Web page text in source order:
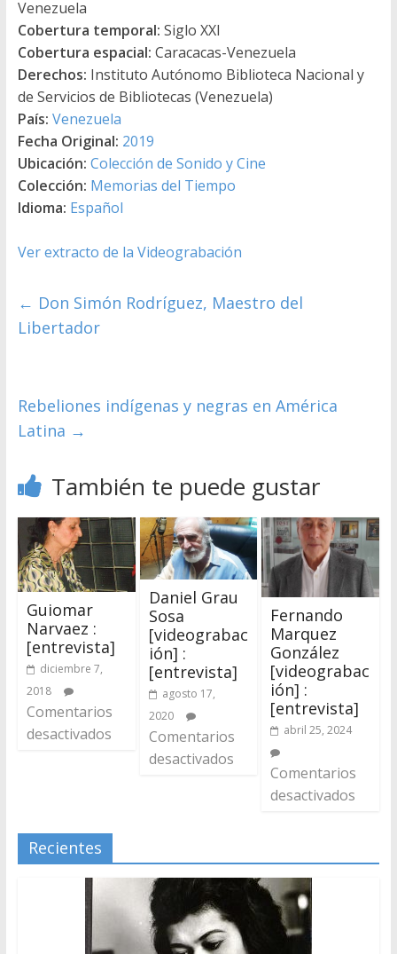
Venezuela
Cobertura temporal: Siglo XXI
Cobertura espacial: Caracacas-Venezuela
Derechos: Instituto Autónomo Biblioteca Nacional y
de Servicios de Bibliotecas (Venezuela)
País: Venezuela
Fecha Original: 2019
Ubicación: Colección de Sonido y Cine
Colección: Memorias del Tiempo
Idioma: Español
Ver extracto de la Videograbación
← Don Simón Rodríguez, Maestro del
Libertador
Rebeliones indígenas y negras en América
Latina →
También te puede gustar
Guiomar
Narvaez :
[entrevista]
diciembre 7,
2018
Comentarios
desactivados
Daniel Grau
Sosa
[videograbac
ión] :
[entrevista]
agosto 17,
2020
Comentarios
desactivados
Fernando
Marquez
González
[videograbac
ión] :
[entrevista]
abril 25, 2024
Comentarios
desactivados
Recientes